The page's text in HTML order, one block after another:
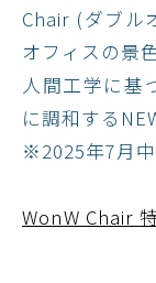
Chair (ダブル
オフィスの景
人間工学に基
に調和する
※2025年7月
WonW Chair